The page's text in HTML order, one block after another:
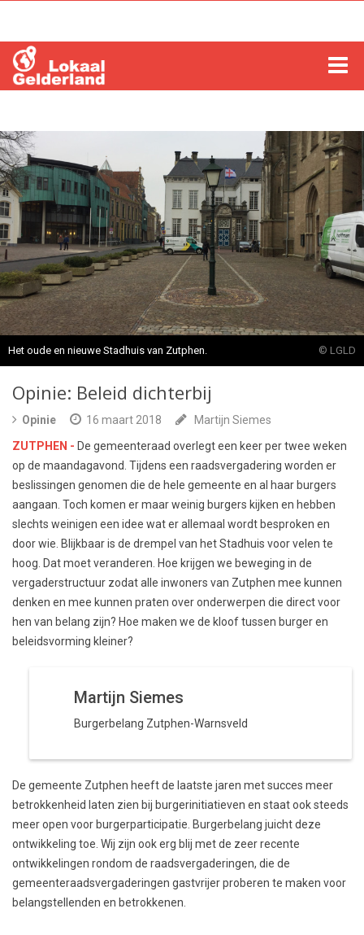
LOCHEM
ZUTPHEN
COLUMNS
RADIO
ZOEKEN
Het oude en nieuwe Stadhuis van Zutphen. © LGLD
Opinie: Beleid dichterbij
Opinie 16 maart 2018
Martijn Siemes
ZUTPHEN - De gemeenteraad overlegt een keer per twee weken
op de maandagavond. Tijdens een raadsvergadering worden er
beslissingen genomen die de hele gemeente en al haar burgers
aangaan. Toch komen er maar weinig burgers kijken en hebben
slechts weinigen een idee wat er allemaal wordt besproken en
door wie. Blijkbaar is de drempel van het Stadhuis voor velen te
hoog. Dat moet veranderen. Hoe krijgen we beweging in de
vergaderstructuur zodat alle inwoners van Zutphen mee kunnen
denken en mee kunnen praten over onderwerpen die direct voor
hen van belang zijn? Hoe maken we de kloof tussen burger en
beleidsvorming kleiner?
Martijn Siemes
Burgerbelang Zutphen-Warnsveld
De gemeente Zutphen heeft de laatste jaren met succes meer
betrokkenheid laten zien bij burgerinitiatieven en staat ook steeds
meer open voor burgerparticipatie. Burgerbelang juicht deze
ontwikkeling toe. Wij zijn ook erg blij met de zeer recente
ontwikkelingen rondom de raadsvergaderingen, die de
gemeenteraadsvergaderingen gastvrijer proberen te maken voor
belangstellenden en betrokkenen.